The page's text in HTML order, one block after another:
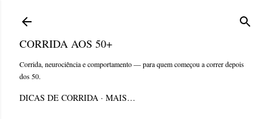
CORRIDA AOS 50+
Corrida, neurociência e comportamento — para quem começou a correr depois
dos 50.
DICAS DE CORRIDA MAIS…